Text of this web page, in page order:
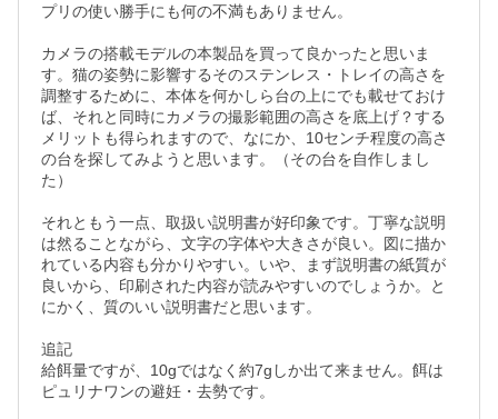
プリの使い勝手にも何の不満もありません。
カメラの搭載モデルの本製品を買って良かったと思いま
す。猫の姿勢に影響するそのステンレス・トレイの高さを
調整するために、本体を何かしら台の上にでも載せておけ
ば、それと同時にカメラの撮影範囲の高さを底上げ？する
メリットも得られますので、なにか、10センチ程度の高さ
の台を探してみようと思います。（その台を自作しまし
た）
それともう一点、取扱い説明書が好印象です。丁寧な説明
は然ることながら、文字の字体や大きさが良い。図に描か
れている内容も分かりやすい。いや、まず説明書の紙質が
良いから、印刷された内容が読みやすいのでしょうか。と
にかく、質のいい説明書だと思います。
追記
給餌量ですが、10gではなく約7gしか出て来ません。餌は
ピュリナワンの避妊・去勢です。